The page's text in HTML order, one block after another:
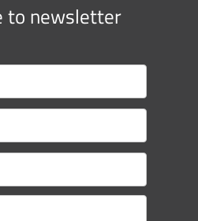
to newsletter